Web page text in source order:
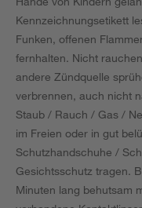
Kennzeichnungsetikett
Funken, offenen
fernhalten. Nicht
andere Zündquelle
verbrennen, auch nicht
Staub / Rauch / Gas /
im Freien oder in gut
Schutzhandschuhe /
Gesichtsschutz tragen.
Minuten lang behutsam